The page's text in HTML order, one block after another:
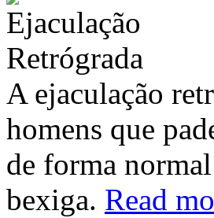
A ejaculação
homens que
de forma
bexiga. Read